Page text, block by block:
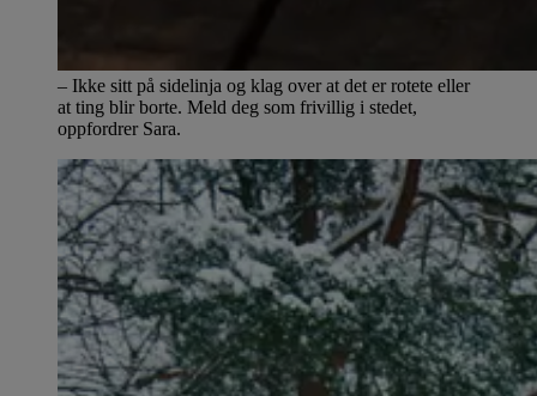
– Ikke sitt på sidelinja og klag over at det er rotete eller
at ting blir borte. Meld deg som frivillig i stedet,
oppfordrer Sara.